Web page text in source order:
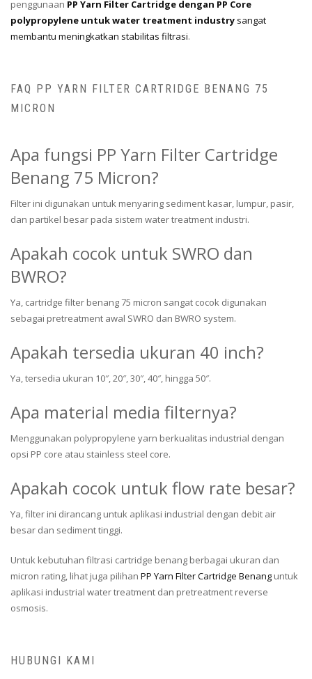
penggunaan PP Yarn Filter Cartridge dengan PP Core
polypropylene untuk water treatment industry sangat
membantu meningkatkan stabilitas filtrasi.
FAQ PP YARN FILTER CARTRIDGE BENANG 75
MICRON
Apa fungsi PP Yarn Filter Cartridge
Benang 75 Micron?
Filter ini digunakan untuk menyaring sediment kasar, lumpur, pasir,
dan partikel besar pada sistem water treatment industri.
Apakah cocok untuk SWRO dan
BWRO?
Ya, cartridge filter benang 75 micron sangat cocok digunakan
sebagai pretreatment awal SWRO dan BWRO system.
Apakah tersedia ukuran 40 inch?
Ya, tersedia ukuran 10″, 20″, 30″, 40″, hingga 50″.
Apa material media filternya?
Menggunakan polypropylene yarn berkualitas industrial dengan
opsi PP core atau stainless steel core.
Apakah cocok untuk flow rate besar?
Ya, filter ini dirancang untuk aplikasi industrial dengan debit air
besar dan sediment tinggi.
Untuk kebutuhan filtrasi cartridge benang berbagai ukuran dan
micron rating, lihat juga pilihan PP Yarn Filter Cartridge Benang untuk
aplikasi industrial water treatment dan pretreatment reverse
osmosis.
HUBUNGI KAMI